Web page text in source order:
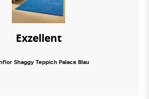
Exzellent
Shaggy Teppich Palace Blau